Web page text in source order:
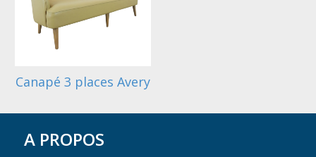
Canapé 3 places Avery
A PROPOS